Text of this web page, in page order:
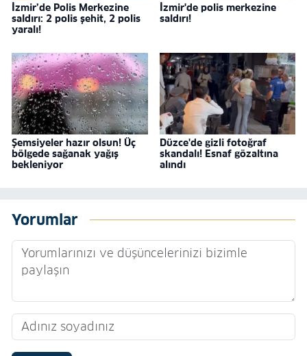
İzmir’de Polis Merkezine
saldırı: 2 polis şehit, 2 polis
yaralı!
İzmir'de polis merkezine
saldırı!
Şemsiyeler hazır olsun! Üç
bölgede sağanak yağış
bekleniyor
Düzce'de gizli fotoğraf
skandalı! Esnaf gözaltına
alındı
Yorumlar